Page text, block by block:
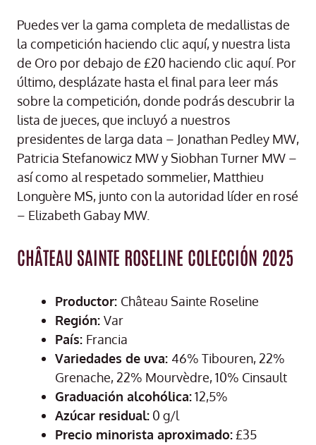
Puedes ver la gama completa de medallistas de
la competición haciendo clic aquí, y nuestra lista
de Oro por debajo de £20 haciendo clic aquí. Por
último, desplázate hasta el final para leer más
sobre la competición, donde podrás descubrir la
lista de jueces, que incluyó a nuestros
presidentes de larga data – Jonathan Pedley MW,
Patricia Stefanowicz MW y Siobhan Turner MW –
así como al respetado sommelier, Matthieu
Longuère MS, junto con la autoridad líder en rosé
– Elizabeth Gabay MW.
CHÂTEAU SAINTE ROSELINE COLECCIÓN 2025
Productor: Château Sainte Roseline
Región: Var
País: Francia
Variedades de uva: 46% Tibouren, 22%
Grenache, 22% Mourvèdre, 10% Cinsault
Graduación alcohólica:12,5%
Azúcar residual: 0 g/l
Precio minorista aproximado:£35